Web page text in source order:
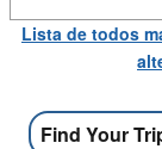
Lista de todos
Find Your